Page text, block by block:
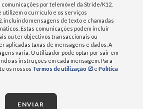
por telemóvel da Stride/K12,
utilizem o currículo e os serviços
incluindo mensagens de texto e chamadas
Estas comunicações podem incluir
ou ter objectivos transaccionais ou
aplicadas taxas de mensagens e dados. A
varia. O utilizador pode optar por sair em
as instruções em cada mensagem. Para
os nossos Termos de utilização e Política
ENVIAR